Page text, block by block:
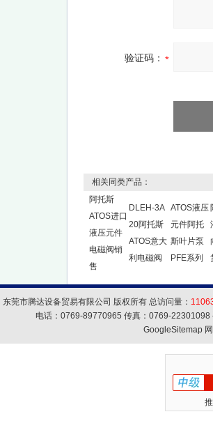
验证码：
相关同类产品：
阿托斯
ATOS进口
液压元件
电磁阀销
售
DLEH-3A
20阿托斯
ATOS意大
利电磁阀
ATOS液压
元件阿托
斯叶片泵
PFE系列
东莞市腾达设备贸易有限公司 版权所有 总访问量：
电话：0769-89770965 传真：0769-
GoogleSitemap网